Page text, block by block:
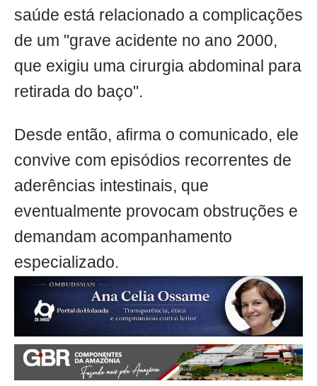
saúde está relacionado a complicações
de um "grave acidente no ano 2000,
que exigiu uma cirurgia abdominal para
retirada do baço".
Desde então, afirma o comunicado, ele
convive com episódios recorrentes de
aderências intestinais, que
eventualmente provocam obstruções e
demandam acompanhamento
especializado.